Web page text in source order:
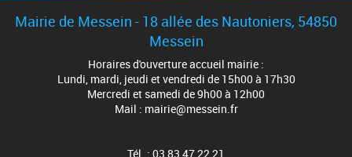
Mairie de Messein - 18 allée des Nautoniers, 54850
Messein
Horaires d'ouverture accueil mairie :
Lundi, mardi, jeudi et vendredi de 15h00 à 17h30
Mercredi et samedi de 9h00 à 12h00
Mail : mairie@messein.fr
Tél. : 03 83 47 22 21